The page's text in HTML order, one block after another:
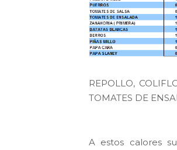
REPOLLO,
TOMATES DE
A estos calores